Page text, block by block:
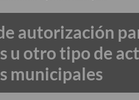
autorización
u otro tipo de
municipales